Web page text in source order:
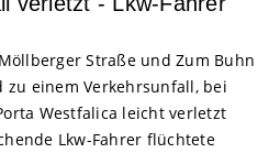
Straße und Zum Buhn
zu einem Verkehrsunfall, bei
Westfalica leicht verletzt
Lkw-Fahrer flüchtete